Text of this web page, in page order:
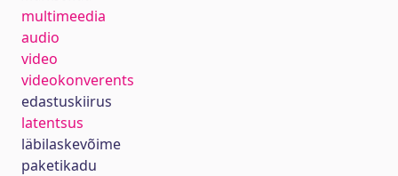
multimeedia
audio
video
videokonverents
edastuskiirus
latentsus
läbilaskevõime
paketikadu